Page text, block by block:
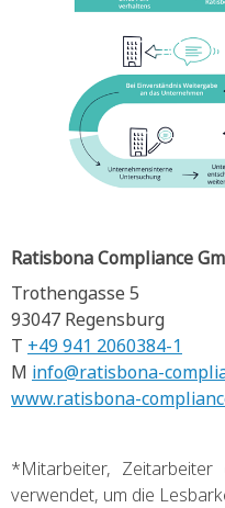
Ratisbona Compliance
Trothengasse 5
93047 Regensburg
T +49 941 2060384-1
M info@ratisbona-
www.ratisbona-
*Mitarbeiter, Zeitarbeiter
verwendet, um die